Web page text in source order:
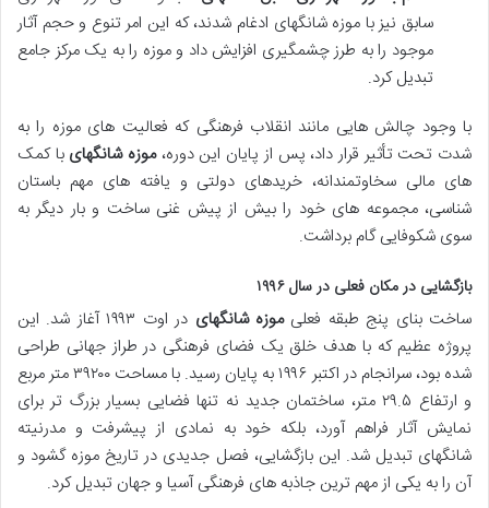
سابق نیز با موزه شانگهای ادغام شدند، که این امر تنوع و حجم آثار
موجود را به طرز چشمگیری افزایش داد و موزه را به یک مرکز جامع
تبدیل کرد.
با وجود چالش هایی مانند انقلاب فرهنگی که فعالیت های موزه را به
شدت تحت تأثیر قرار داد، پس از پایان این دوره،موزه شانگهای با کمک
های مالی سخاوتمندانه، خریدهای دولتی و یافته های مهم باستان
شناسی، مجموعه های خود را بیش از پیش غنی ساخت و بار دیگر به
سوی شکوفایی گام برداشت.
بازگشایی در مکان فعلی در سال ۱۹۹۶
ساخت بنای پنج طبقه فعلیموزه شانگهای
در اوت ۱۹۹۳ آغاز شد. این
پروژه عظیم که با هدف خلق یک فضای فرهنگی در طراز جهانی طراحی
شده بود، سرانجام در اکتبر ۱۹۹۶ به پایان رسید. با مساحت ۳۹۲۰۰ متر مربع
و ارتفاع ۲۹.۵ متر، ساختمان جدید نه تنها فضایی بسیار بزرگ تر برای
نمایش آثار فراهم آورد، بلکه خود به نمادی از پیشرفت و مدرنیته
شانگهای تبدیل شد. این بازگشایی، فصل جدیدی در تاریخ موزه گشود و
آن را به یکی از مهم ترین جاذبه های فرهنگی آسیا و جهان تبدیل کرد.